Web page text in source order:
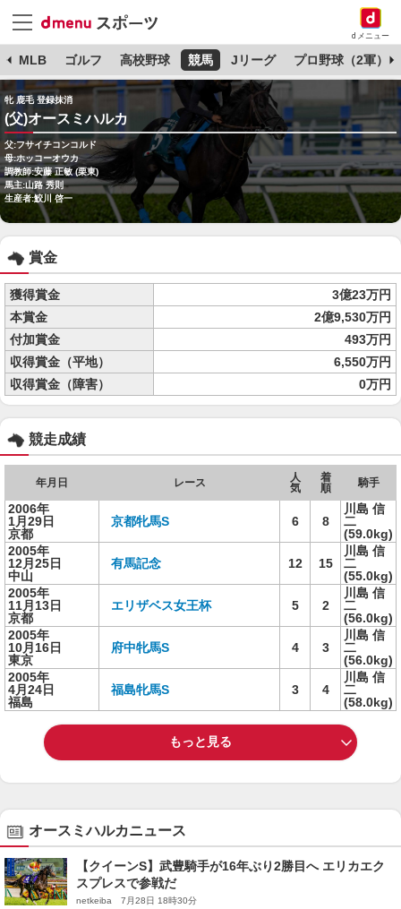
dメニュー
MLB ゴルフ 高校野球 競馬 Jリーグ プロ野球（2軍）
牝 鹿毛 登録抹消
(父)オースミハルカ
父:フサイチコンコルド
母:ホッコーオウカ
調教師:安藤 正敏 (栗東)
馬主:山路 秀則
生産者:鮫川 啓一
賞金
獲得賞金
3億23万円
本賞金
2億9,530万円
付加賞金
493万円
収得賞金（平地）
6,550万円
収得賞金（障害）
0万円
競走成績
年月日 レース
人
気
着
順
騎手
2006年
1月29日
京都
京都牝馬S 6 8
川島 信
二
(59.0kg)
2005年
12月25日
中山
有馬記念 12 15
川島 信
二
(55.0kg)
2005年
11月13日
京都
エリザベス女王杯 5 2
川島 信
二
(56.0kg)
2005年
10月16日
東京
府中牝馬S 4 3
川島 信
二
(56.0kg)
2005年
4月24日
福島
福島牝馬S 3 4
川島 信
二
(58.0kg)
もっと見る
オースミハルカニュース
【クイーンS】武豊騎手が16年ぶり2勝目へ エリカエク
スプレスで参戦だ
netkeiba 7月28日 18時30分